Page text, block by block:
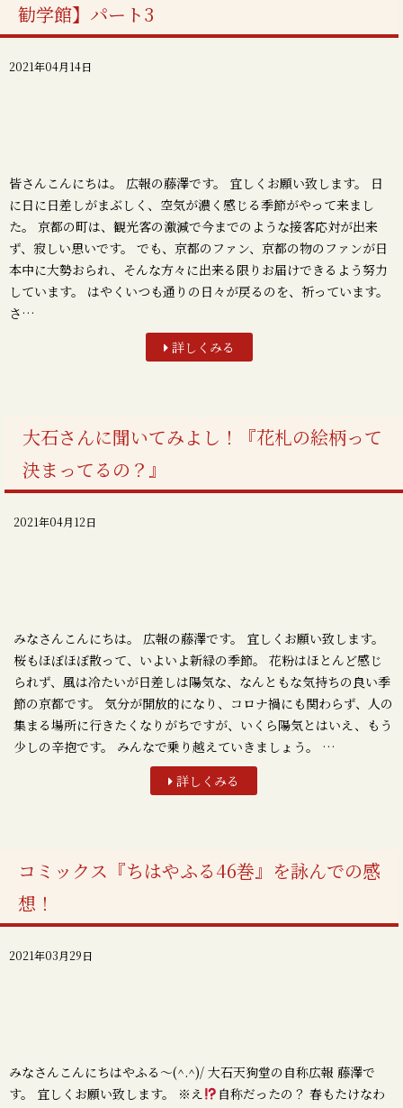
勧学館】パート3
2021年04月14日
皆さんこんにちは。 広報の藤澤です。 宜しくお願い致します。 日
に日に日差しがまぶしく、空気が濃く感じる季節がやって来まし
た。 京都の町は、観光客の激減で今までのような接客応対が出来
ず、寂しい思いです。 でも、京都のファン、京都の物のファンが日
本中に大勢おられ、そんな方々に出来る限りお届けできるよう努力
しています。 はやくいつも通りの日々が戻るのを、祈っています。
さ…
詳しくみる
大石さんに聞いてみよし！『花札の絵柄って
決まってるの？』
2021年04月12日
みなさんこんにちは。 広報の藤澤です。 宜しくお願い致します。
桜もほぼほぼ散って、いよいよ新緑の季節。 花粉はほとんど感じ
られず、風は冷たいが日差しは陽気な、なんともな気持ちの良い季
節の京都です。 気分が開放的になり、コロナ禍にも関わらず、人の
集まる場所に行きたくなりがちですが、いくら陽気とはいえ、もう
少しの辛抱です。 みんなで乗り越えていきましょう。 …
詳しくみる
コミックス『ちはやふる46巻』を詠んでの感
想！
2021年03月29日
みなさんこんにちはやふる～(^.^)/ 大石天狗堂の自称広報 藤澤で
す。 宜しくお願い致します。 ※え
自称だったの？ 春もたけなわ